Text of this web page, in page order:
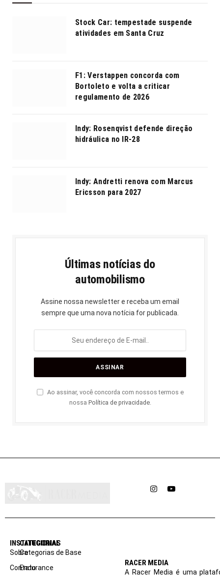
Stock Car: tempestade suspende
atividades em Santa Cruz
F1: Verstappen concorda com
Bortoleto e volta a criticar
regulamento de 2026
Indy: Rosenqvist defende direção
hidráulica no IR-28
Indy: Andretti renova com Marcus
Ericsson para 2027
Últimas notícias do
automobilismo
Assine nossa newsletter e receba um email
sempre que uma nova notícia for publicada.
Ao assinar, você concorda com nossos termos e
nossa Política de privacidade.
InstagramYouTube
INSTITUCIONAL
Sobre
Contato
CATEGORIAS
Categorias de Base
Endurance
RACER MEDIA
A Racer Media é uma